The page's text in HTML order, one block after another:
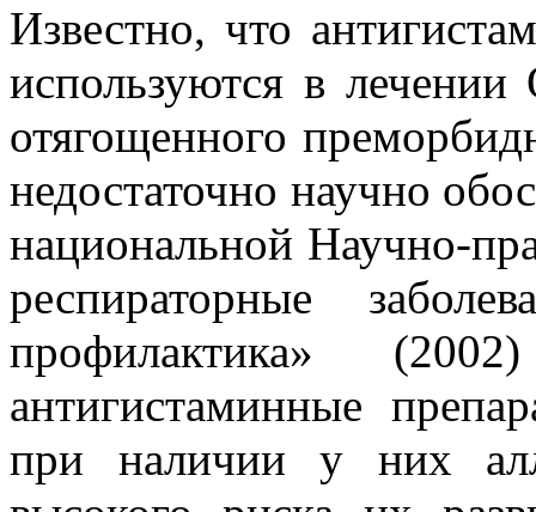
Известно, что
используются в
отягощенного
недостаточно научно
национальной Научно-
респираторные
профилактика»
антигистаминные
при наличии у них